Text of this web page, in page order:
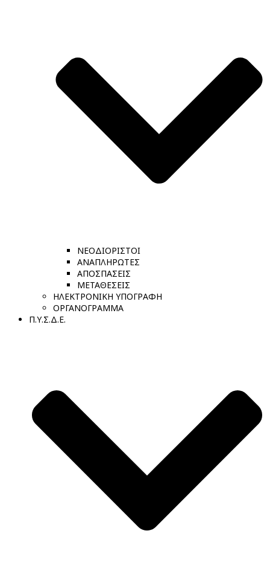
ΝΕΟΔΙΟΡΙΣΤΟΙ
ΑΝΑΠΛΗΡΩΤΕΣ
ΑΠΟΣΠΑΣΕΙΣ
ΜΕΤΑΘΕΣΕΙΣ
ΗΛΕΚΤΡΟΝΙΚΗ ΥΠΟΓΡΑΦΗ
ΟΡΓΑΝΟΓΡΑΜΜΑ
Π.Υ.Σ.Δ.Ε.